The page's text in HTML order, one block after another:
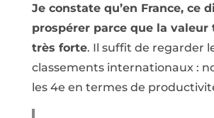
Je constate qu’en France, ce
prospérer parce que la valeur
très forte. Il suffit de regarder
classements internationaux :
les 4e en termes de